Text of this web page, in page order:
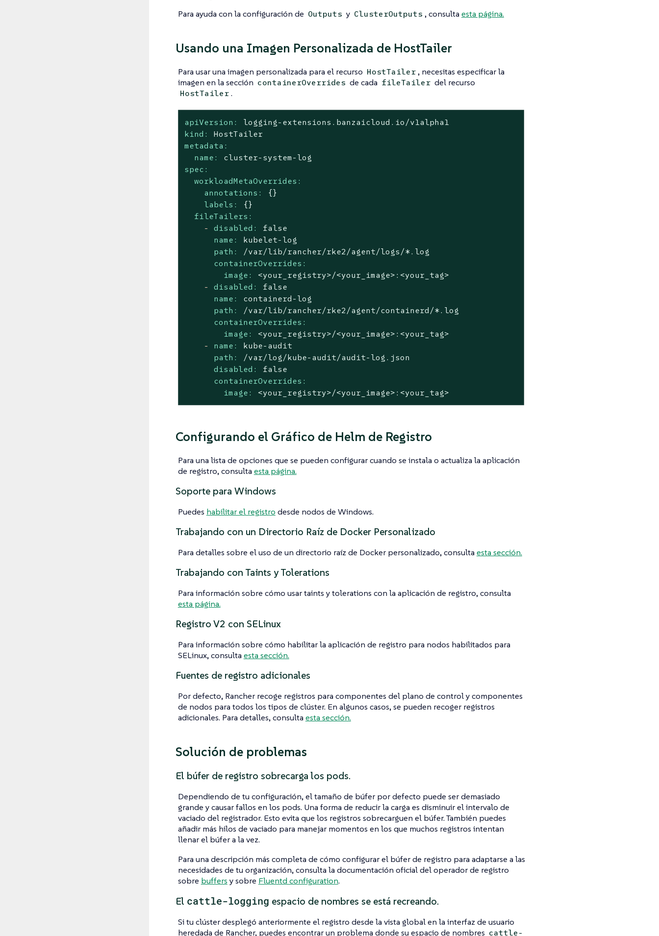
Para ayuda con la configuración de Outputs y ClusterOutputs , consulta esta página.
Usando una Imagen Personalizada de HostTailer
Para usar una imagen personalizada para el recurso HostTailer , necesitas especificar la
imagen en la sección containerOverrides de cada fileTailer del recurso
HostTailer .
apiVersion:
logging-extensions.banzaicloud.io/v1alpha1
kind:
HostTailer
metadata:
name:
cluster-system-log
spec:
workloadMetaOverrides:
annotations:
{}
labels:
{}
fileTailers:
-
disabled:
false
name:
kubelet-log
path:
/var/lib/rancher/rke2/agent/logs/*.log
containerOverrides:
image:
<your_registry>/<your_image>:<your_tag>
-
disabled:
false
name:
containerd-log
path:
/var/lib/rancher/rke2/agent/containerd/*.log
containerOverrides:
image:
<your_registry>/<your_image>:<your_tag>
-
name:
kube-audit
path:
/var/log/kube-audit/audit-log.json
disabled:
false
containerOverrides:
image:
<your_registry>/<your_image>:<your_tag>
Configurando el Gráfico de Helm de Registro
Para una lista de opciones que se pueden configurar cuando se instala o actualiza la aplicación
de registro, consulta esta página.
Soporte para Windows
Puedes habilitar el registro desde nodos de Windows.
Trabajando con un Directorio Raíz de Docker Personalizado
Para detalles sobre el uso de un directorio raíz de Docker personalizado, consulta esta sección.
Trabajando con Taints y Tolerations
Para información sobre cómo usar taints y tolerations con la aplicación de registro, consulta
esta página.
Registro V2 con SELinux
Para información sobre cómo habilitar la aplicación de registro para nodos habilitados para
SELinux, consulta esta sección.
Fuentes de registro adicionales
Por defecto, Rancher recoge registros para componentes del plano de control y componentes
de nodos para todos los tipos de clúster. En algunos casos, se pueden recoger registros
adicionales. Para detalles, consulta esta sección.
Solución de problemas
El búfer de registro sobrecarga los pods.
Dependiendo de tu configuración, el tamaño de búfer por defecto puede ser demasiado
grande y causar fallos en los pods. Una forma de reducir la carga es disminuir el intervalo de
vaciado del registrador. Esto evita que los registros sobrecarguen el búfer. También puedes
añadir más hilos de vaciado para manejar momentos en los que muchos registros intentan
llenar el búfer a la vez.
Para una descripción más completa de cómo configurar el búfer de registro para adaptarse a las
necesidades de tu organización, consulta la documentación oficial del operador de registro
sobre buffers y sobre Fluentd configuration.
El cattle-logging espacio de nombres se está recreando.
Si tu clúster desplegó anteriormente el registro desde la vista global en la interfaz de usuario
heredada de Rancher, puedes encontrar un problema donde su espacio de nombres cattle-